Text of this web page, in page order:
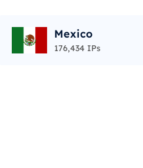
Mexico
176,434 IPs